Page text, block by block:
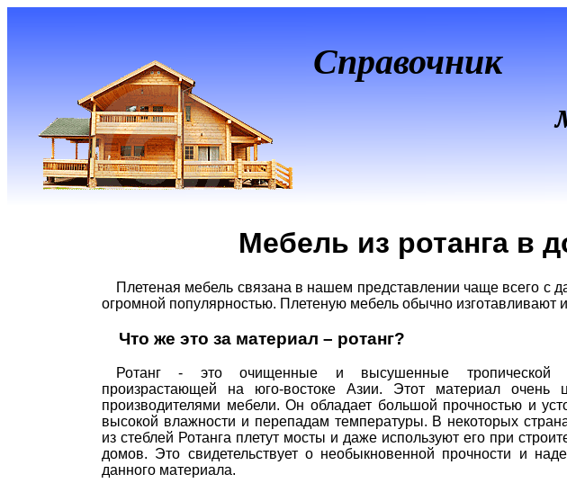
Справочник
Мебель из ротанга в
Плетеная мебель связана в нашем представлении чаще всего с
огромной популярностью. Плетеную мебель обычно изготавливают
Что же это за материал – ротанг?
Ротанг - это очищенные и высушенные тропической
произрастающей на юго-востоке Азии. Этот материал очень
производителями мебели. Он обладает большой прочностью и
высокой влажности и перепадам температуры. В некоторых
из стеблей Ротанга плетут мосты и даже используют его при
домов. Это свидетельствует о необыкновенной прочности и
данного материала.